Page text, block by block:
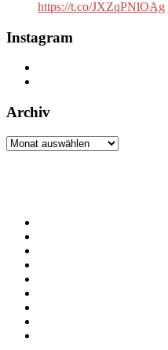
https://t.co/JXZqPNlOAg
Instagram
Archiv
Archiv